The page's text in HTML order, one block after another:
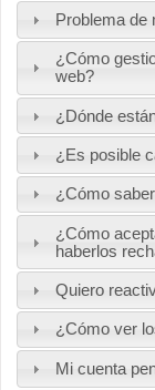
Problema de
¿Cómo
web?
¿Dónde
¿Es posible
¿Cómo
¿Cómo
haberlos
Quiero
¿Cómo ver
Mi cuenta